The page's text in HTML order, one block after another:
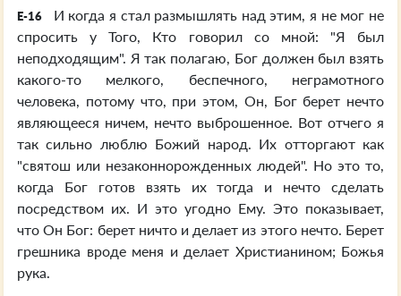
E-16
И когда я стал размышлять над этим, я не мог не
спросить у Того, Кто говорил со мной: "Я был
неподходящим". Я так полагаю, Бог должен был взять
какого-то мелкого, беспечного, неграмотного
человека, потому что, при этом, Он, Бог берет нечто
являющееся ничем, нечто выброшенное. Вот отчего я
так сильно люблю Божий народ. Их отторгают как
"святош или незаконнорожденных людей". Но это то,
когда Бог готов взять их тогда и нечто сделать
посредством их. И это угодно Ему. Это показывает,
что Он Бог: берет ничто и делает из этого нечто. Берет
грешника вроде меня и делает Христианином; Божья
рука.